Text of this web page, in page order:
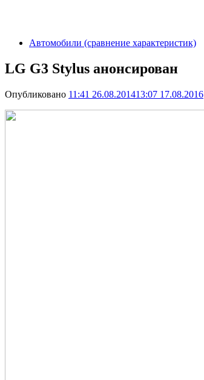
Автомобили (сравнение характеристик)
LG G3 Stylus анонсирован
Опубликовано 11:41 26.08.201413:07 17.08.2016